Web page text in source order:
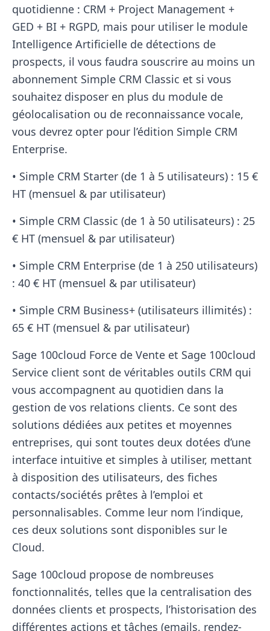
quotidienne : CRM + Project Management +
GED + BI + RGPD, mais pour utiliser le module
Intelligence Artificielle de détections de
prospects, il vous faudra souscrire au moins un
abonnement Simple CRM Classic et si vous
souhaitez disposer en plus du module de
géolocalisation ou de reconnaissance vocale,
vous devrez opter pour l’édition Simple CRM
Enterprise.
• Simple CRM Starter (de 1 à 5 utilisateurs) : 15 €
HT (mensuel & par utilisateur)
• Simple CRM Classic (de 1 à 50 utilisateurs) : 25
€ HT (mensuel & par utilisateur)
• Simple CRM Enterprise (de 1 à 250 utilisateurs)
: 40 € HT (mensuel & par utilisateur)
• Simple CRM Business+ (utilisateurs illimités) :
65 € HT (mensuel & par utilisateur)
Sage 100cloud Force de Vente et Sage 100cloud
Service client sont de véritables outils CRM qui
vous accompagnent au quotidien dans la
gestion de vos relations clients. Ce sont des
solutions dédiées aux petites et moyennes
entreprises, qui sont toutes deux dotées d’une
interface intuitive et simples à utiliser, mettant
à disposition des utilisateurs, des fiches
contacts/sociétés prêtes à l’emploi et
personnalisables. Comme leur nom l’indique,
ces deux solutions sont disponibles sur le
Cloud.
Sage 100cloud propose de nombreuses
fonctionnalités, telles que la centralisation des
données clients et prospects, l’historisation des
différentes actions et tâches (emails, rendez-